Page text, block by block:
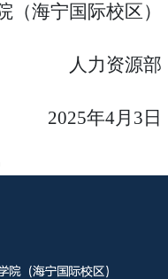
（海宁国际校区）
人力资源部
2025年4月 3 日